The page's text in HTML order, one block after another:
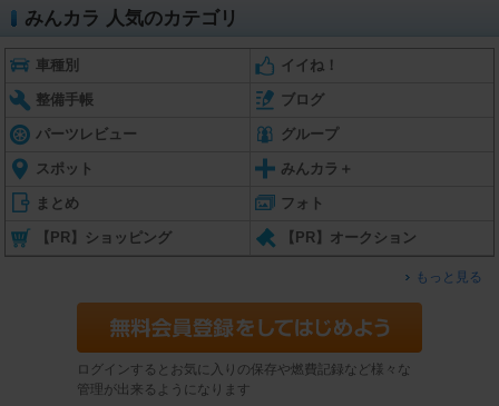
みんカラ 人気のカテゴリ
車種別 イイね！
整備手帳 ブログ
パーツレビュー グループ
スポット みんカラ＋
まとめ フォト
【PR】ショッピング 【PR】オークション
もっと見る
ログインするとお気に入りの保存や燃費記録など様々な
管理が出来るようになります